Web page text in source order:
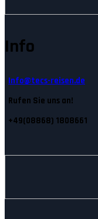
Info
Info@tecs-reisen.de
Rufen Sie uns an!
+49(08868) 1808661